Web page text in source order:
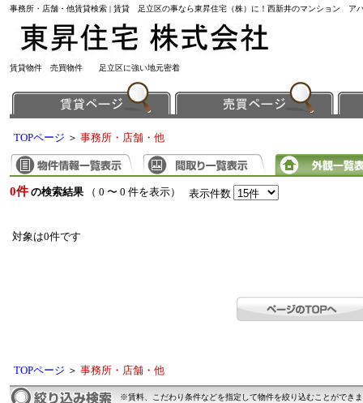
事務所・店舗・他賃貸検索 | 賃貸 足立区の事なら東昇住宅（株）に！西新井のマンション
賃貸物件 売買物件 足立区に強い地元密着
TOPページ ＞ 事務所・店舗・他
0件 の検索結果 （ 0 〜 0 件を表示） 表示件数
対象は0件です
TOPページ ＞ 事務所・店舗・他
※賃料、こだわり条件などを指定して物件を絞り込むことができ